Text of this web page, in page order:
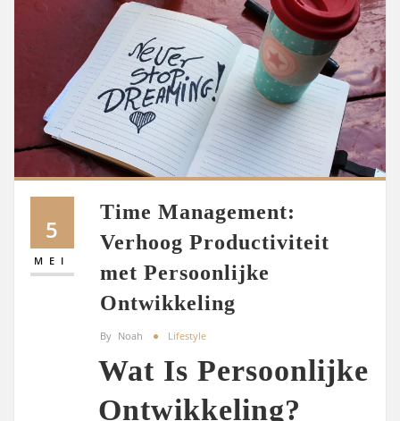
5
MEI
Time Management:
Verhoog Productiviteit
met Persoonlijke
Ontwikkeling
By Noah Lifestyle
Wat Is Persoonlijke
Ontwikkeling?